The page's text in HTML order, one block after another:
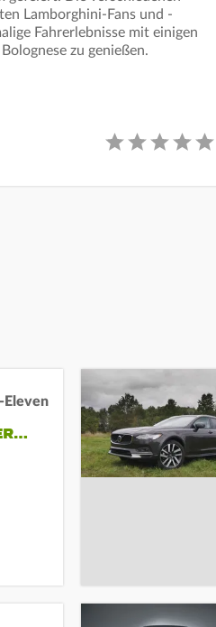
Lamborghini-Fans und -
Fahrerlebnisse mit einigen
zu genießen.
Eleven